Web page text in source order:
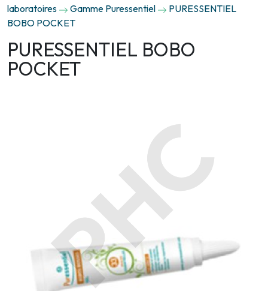
laboratoires
Gamme Puressentiel
PURESSENTIEL
BOBO POCKET
PURESSENTIEL BOBO
POCKET